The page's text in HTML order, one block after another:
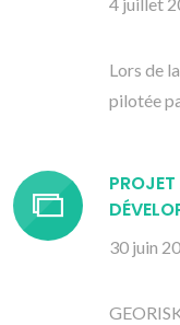
Lors de
pilotée
30 juin